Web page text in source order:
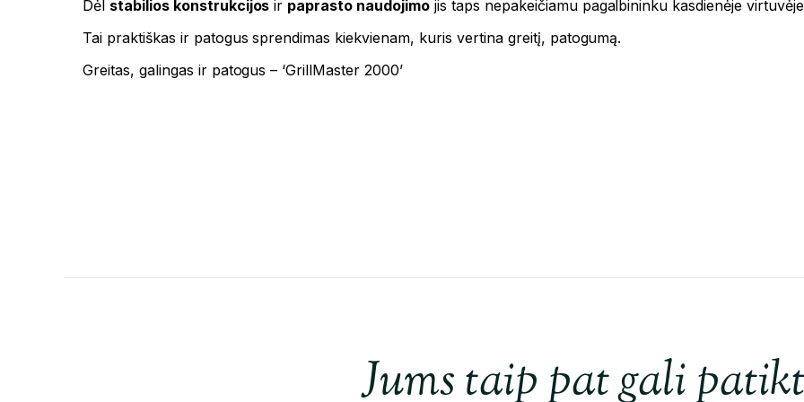
Dėl stabilios konstrukcijos ir paprasto naudojimo jis taps nepakeičiamu pagalbininku kasdienėje
Tai praktiškas ir patogus sprendimas kiekvienam, kuris vertina greitį, patogumą.
Greitas, galingas ir patogus – ‘GrillMaster 2000’
Jums taip pat gali